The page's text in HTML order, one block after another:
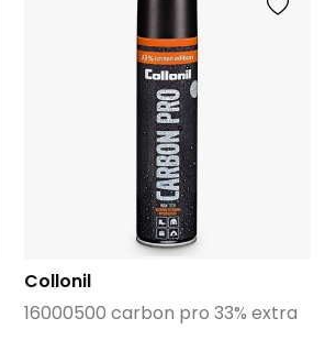
Collonil
16000500 carbon pro 33% extra